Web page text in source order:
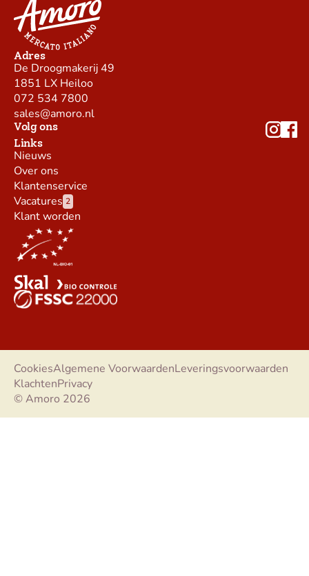
Adres
De Droogmakerij 49
1851 LX Heiloo
072 534 7800
sales@amoro.nl
Volg ons
Links
Nieuws
Over ons
Klantenservice
Vacatures 2
Klant worden
© Amoro 2026
CookiesAlgemene VoorwaardenLeveringsvoorwaarden
KlachtenPrivacy